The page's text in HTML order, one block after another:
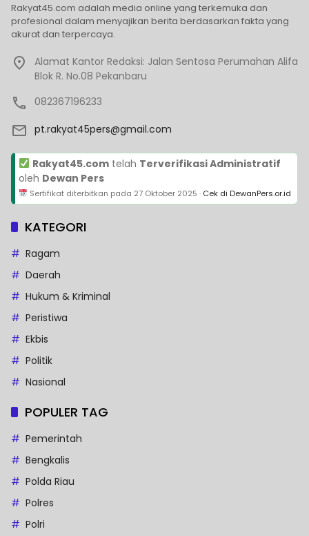
Rakyat45.com adalah media online yang terkemuka dan
profesional dalam menyajikan berita berdasarkan fakta yang
akurat dan terpercaya.
Alamat Kantor Redaksi: Jalan Sentosa Perumahan Alifa
Blok R. No.08 Pekanbaru
082367196233
pt.rakyat45pers@gmail.com
Rakyat45.comtelah Terverifikasi Administratif
oleh Dewan Pers
Sertifikat diterbitkan pada 27 Oktober 2025 · Cek di DewanPers.or.id
KATEGORI
Ragam
Daerah
Hukum & Kriminal
Peristiwa
Ekbis
Politik
Nasional
POPULER TAG
Pemerintah
Bengkalis
Polda Riau
Polres
Polri